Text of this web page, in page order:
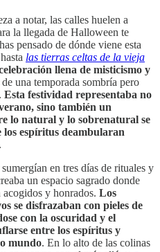
a notar, las calles huelen a
la llegada de Halloween te
pensado de dónde viene esta
las tierras celtas de la vieja
llena de misticismo y
una temporada sombría pero
Esta festividad representaba no
sino también un
lo natural y lo sobrenatural se
espíritus deambularan
.
sumergían en tres días de rituales y
un espacio sagrado donde
acogidos y honrados. Los
se disfrazaban con pieles de
con la oscuridad y el
entre los espíritus y
mundo. En lo alto de las colinas